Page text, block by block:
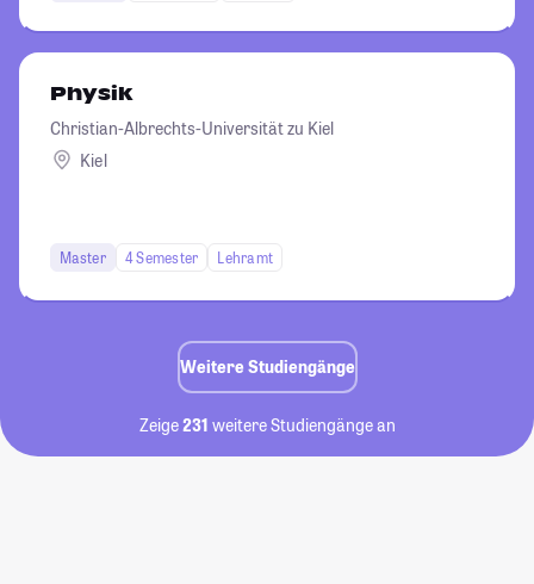
Physik
Christian-Albrechts-Universität zu Kiel
Kiel
Master 4 Semester Lehramt
Weitere Studiengänge
Zeige231 weitere Studiengänge an